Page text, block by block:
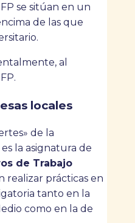
se sitúan en un
de las que
al
locales
de la
la asignatura de
de Trabajo
realizar prácticas en
tanto en la
como en la de